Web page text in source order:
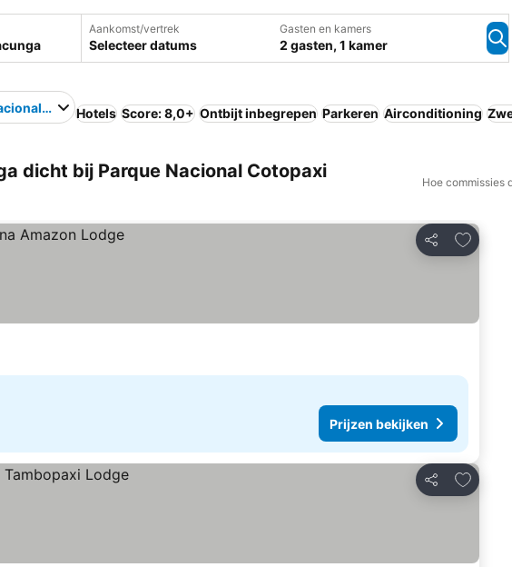
Aankomst/vertrek
Selecteer datums
Gasten en kamers
2 gasten, 1 kamer
Cotopaxi
Hotels Score: 8,0+ Ontbijt inbegrepen Parkeren Airconditioning
dicht bij Parque Nacional Cotopaxi
Hoe commissies
Delen
Prijzen bekijken
Delen